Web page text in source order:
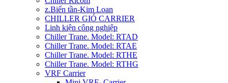
z.Biến tần-Kim Loan
CHILLER GIÓ CARRIER
Linh kiện công nghiệp
Chiller Trane. Model: RTAD
Chiller Trane. Model: RTAE
Chiller Trane. Model: RTHE
Chiller Trane. Model: RTHG
VRF Carrier